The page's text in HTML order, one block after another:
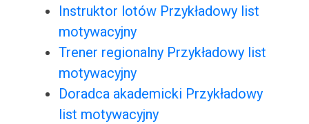
Instruktor lotów Przykładowy list
motywacyjny
Trener regionalny Przykładowy list
motywacyjny
Doradca akademicki Przykładowy
list motywacyjny